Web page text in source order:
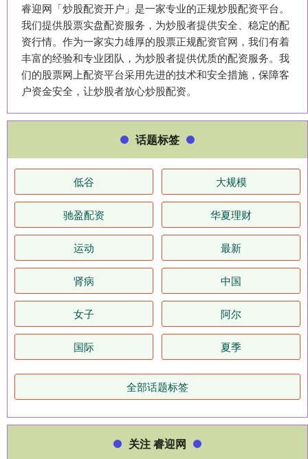
睿迎网「炒股配资开户」是一家专业的正规炒股配资平台。
我们提供股票实盘配资服务，为炒股者提供安全、稳定的配
资行情。作为一家实力雄厚的股票正规配资官网，我们有着
丰富的经验和专业团队，为炒股者提供优质的配资服务。我
们的股票网上配资平台采用先进的技术和安全措施，保障客
户资金安全，让炒股者放心炒股配资。
话题标签
低谷 大规模
驰盈配资 华夏理财
运动 最新
肾病 中国
女子 阿尔
国际 夏季
全部话题标签
关注 睿迎网